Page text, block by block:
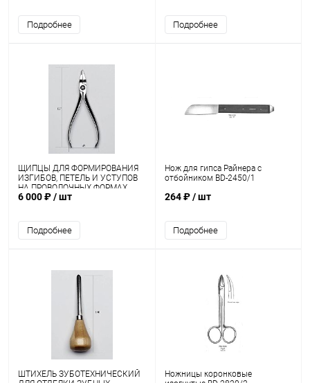
Подробнее Подробнее
ЩИПЦЫ ДЛЯ ФОРМИРОВАНИЯ
ИЗГИБОВ, ПЕТЕЛЬ И УСТУПОВ
НА ПРОВОЛОЧНЫХ ФОРМАХ
ОРТОДОНТИЧЕСКИЕ (щипцы
6 000 ₽/ шт
Подробнее
Нож для гипса Райнера с
отбойником BD-2450/1
264 ₽/ шт
Подробнее
ШТИХЕЛЬ ЗУБОТЕХНИЧЕСКИЙ
Ножницы коронковые